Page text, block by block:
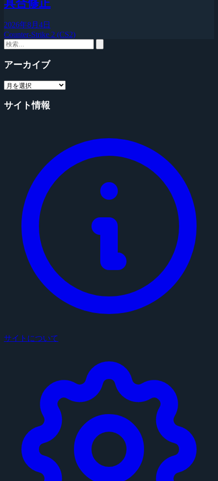
具合修正
2026年8月4日
Counter-Strike 2 (CS2)
アーカイブ
サイト情報
サイトについて